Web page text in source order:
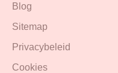
Blog
Sitemap
Privacybeleid
Cookies